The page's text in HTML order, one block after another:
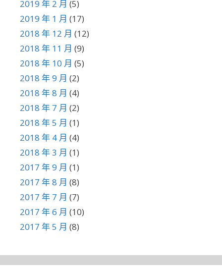
2019 年 2 月 (5)
2019 年 1 月 (17)
2018 年 12 月 (12)
2018 年 11 月 (9)
2018 年 10 月 (5)
2018 年 9 月 (2)
2018 年 8 月 (4)
2018 年 7 月 (2)
2018 年 5 月 (1)
2018 年 4 月 (4)
2018 年 3 月 (1)
2017 年 9 月 (1)
2017 年 8 月 (8)
2017 年 7 月 (7)
2017 年 6 月 (10)
2017 年 5 月 (8)